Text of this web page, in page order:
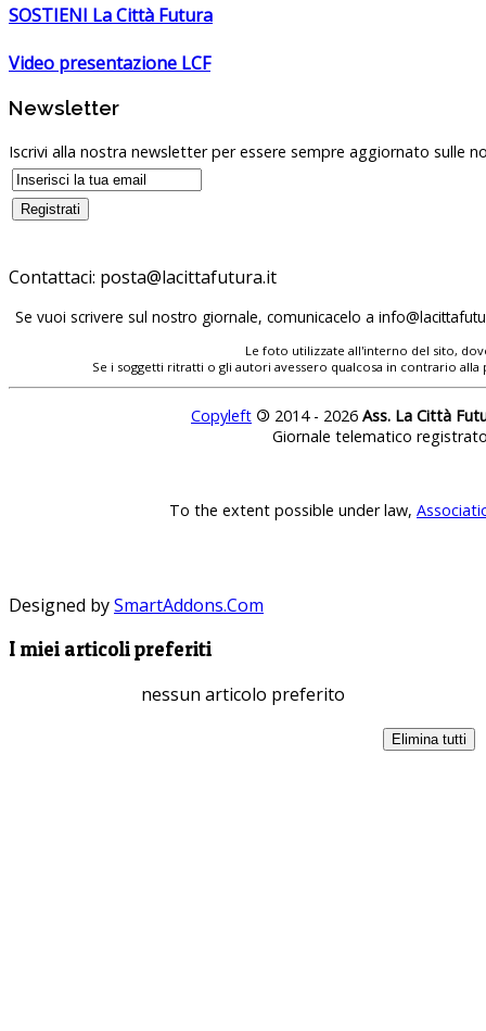
SOSTIENI La Città Futura
Video presentazione LCF
Newsletter
Iscrivi alla nostra newsletter per essere sempre aggiornato sulle
Contattaci:
Se vuoi scrivere sul nostro giornale, comunicacelo a
Le foto utilizzate all'interno del sito,
Se i soggetti ritratti o gli autori avessero qualcosa in contrario
Copyleft © 2014 - 2026 Ass. La Città
Giornale telematico
To the extent possible under law,
Designed bySmartAddons.Com
I miei articoli preferiti
nessun articolo preferito